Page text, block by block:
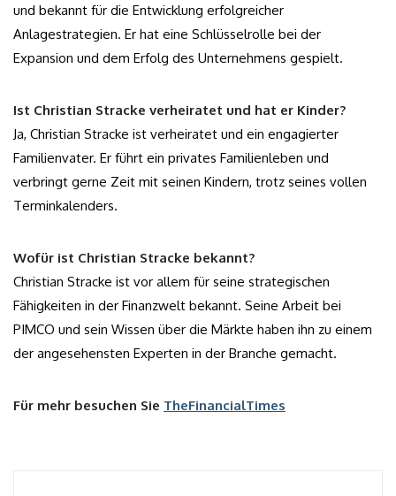
und bekannt für die Entwicklung erfolgreicher
Anlagestrategien. Er hat eine Schlüsselrolle bei der
Expansion und dem Erfolg des Unternehmens gespielt.
Ist Christian Stracke verheiratet und hat er Kinder?
Ja, Christian Stracke ist verheiratet und ein engagierter
Familienvater. Er führt ein privates Familienleben und
verbringt gerne Zeit mit seinen Kindern, trotz seines vollen
Terminkalenders.
Wofür ist Christian Stracke bekannt?
Christian Stracke ist vor allem für seine strategischen
Fähigkeiten in der Finanzwelt bekannt. Seine Arbeit bei
PIMCO und sein Wissen über die Märkte haben ihn zu einem
der angesehensten Experten in der Branche gemacht.
Für mehr besuchen Sie TheFinancialTimes